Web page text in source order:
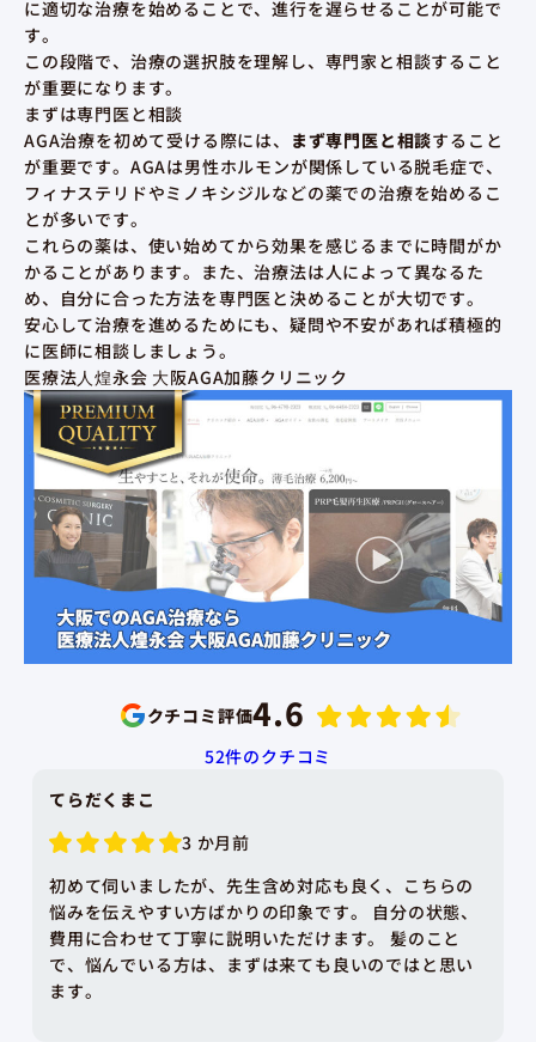
に適切な治療を始めることで、進行を遅らせることが可能で
す。
この段階で、治療の選択肢を理解し、専門家と相談すること
が重要になります。
まずは専門医と相談
AGA治療を初めて受ける際には、
まず専門医と相談すること
が重要です。AGAは男性ホルモンが関係している脱毛症で、
フィナステリドやミノキシジルなどの薬での治療を始めるこ
とが多いです。
これらの薬は、使い始めてから効果を感じるまでに時間がか
かることがあります。また、治療法は人によって異なるた
め、自分に合った方法を専門医と決めることが大切です。
安心して治療を進めるためにも、疑問や不安があれば積極的
に医師に相談しましょう。
医療法⼈煌永会 ⼤阪AGA加藤クリニック
クチコミ評価4.6
52件のクチコミ
大野里美
5 か月前
抜け毛が心配で初めて伺いました。 説明して頂いた女
性はとても優しく、先生も気さくで話しやすかったで
す。 聞きたい事、分からない事は何でも聞いてくださ
い。って言っていただけて細かく説明していただきま
した。 またご相談したいと思います。 ありがとうござ